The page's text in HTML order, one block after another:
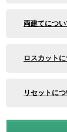
両建てについ
ロスカット
リセットに